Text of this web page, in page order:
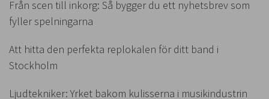
Från scen till inkorg: Så bygger du ett nyhetsbrev som
fyller spelningarna
Att hitta den perfekta replokalen för ditt band i
Stockholm
Ljudtekniker: Yrket bakom kulisserna i musikindustrin